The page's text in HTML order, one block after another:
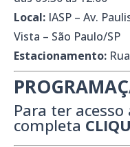
Local: IASP – Av.
Vista – São Paulo/SP
Estacionamento:
Para ter
completa